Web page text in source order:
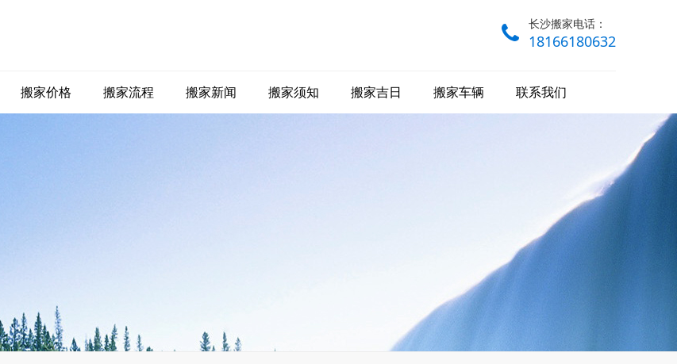
长沙搬家电话：
18166180632
搬家价格 搬家流程 搬家新闻 搬家须知 搬家吉日 搬家车辆 联系我们